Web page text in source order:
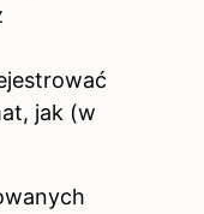
jak (w